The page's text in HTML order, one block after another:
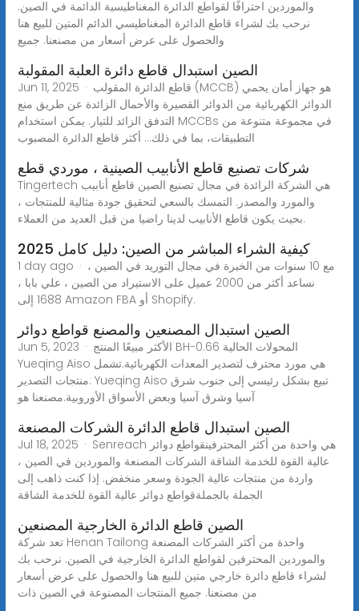
والموردين احترافًا لقواطع الدائرة المغناطيسية الدائمة في الصين.
نرحب بك لشراء قاطع الدائرة المغناطيسي الدائم المتين للبيع هنا
والحصول على عرض أسعار من مصنعنا. جميع
الصين استبدال قاطع دائرة العلبة المقولبة
Jun 11, 2025 · قاطع الدائرة المقولب (MCCB) هو جهاز أمان يحمي
الدوائر الكهربائية من الدوائر القصيرة والأحمال الزائدة عن طريق منع
التدفق الزائد للتيار. يمكن استخدام MCCBs في مجموعة متنوعة من
التطبيقات، بما في ذلك... أكثر قاطع الدائرة المصبوب
شركات تصنيع قاطع الأنابيب الصينية ، موردي قطع
Tingertech هي الشركة الرائدة في مجال تصنيع الصين قاطع أنابيب
والمورد والمصدر. التمسك بالسعي لتحقيق جودة مثالية للمنتجات ،
بحيث يكون قاطع الأنابيب لدينا راضيا من قبل العديد من العملاء.
كيفية الشراء المباشر من الصين: دليل كامل 2025
1 day ago · مع 10 سنوات من الخبرة في مجال التوريد في الصين ،
نساعد أكثر من 2000 عميل على الاستيراد من الصين ، علي بابا ،
1688 إلى Amazon FBA أو Shopify.
الصين استبدال المصنعين والمصنع قواطع دوائر
Jun 5, 2023 · الأكثر مبيعًا المنتج BH-0.66 المحولات الحالية
Yueqing Aiso هي مورد محترف لتصدير المعدات الكهربائية.تشمل
منتجات التصدير: Yueqing Aiso تبيع بشكل رئيسي إلى جنوب شرق
آسيا وشرق آسيا وبعض الأسواق الأوروبية.مصنعنا هو
الصين استبدال قاطع الدائرة الشركات المصنعة
Jul 18, 2025 · Senreach هي واحدة من أكثر المحترفينقواطع دوائر
عالية القوة للخدمة الشاقة الشركات المصنعة والموردين في الصين ،
واردة من منتجات عالية الجودة وسعر منخفض. إذا كنت ذاهب إلى
الجملة بالجملةقواطع دوائر عالية القوة للخدمة الشاقة
الصين قاطع الدائرة الخارجية المصنعين
تعد شركة Henan Tailong واحدة من أكثر الشركات المصنعة
والموردين المحترفين لقواطع الدائرة الخارجية في الصين. نرحب بك
لشراء قاطع دائرة خارجي متين للبيع هنا والحصول على عرض أسعار
من مصنعنا. جميع المنتجات المصنوعة في الصين ذات